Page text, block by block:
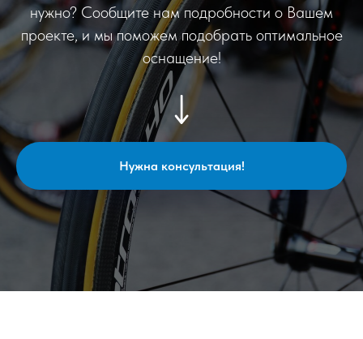
нужно? Сообщите нам подробности о Вашем
проекте, и мы поможем подобрать оптимальное
оснащение!
Нужна консультация!